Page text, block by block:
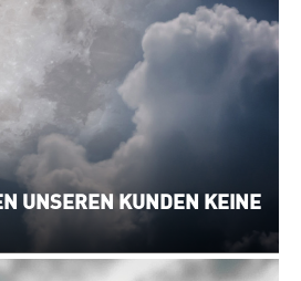
UNSEREN KUNDEN KEINE